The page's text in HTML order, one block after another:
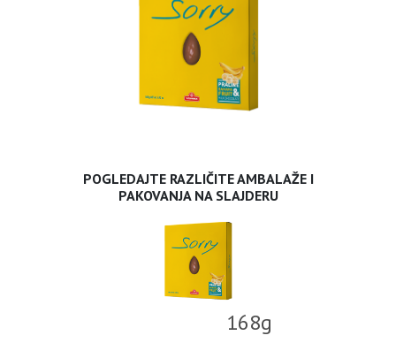
POGLEDAJTE RAZLIČITE AMBALAŽE I
PAKOVANJA NA SLAJDERU
168g